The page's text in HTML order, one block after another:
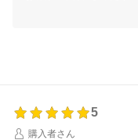
ぜひ今後も当店のサービ
5
購入者さん